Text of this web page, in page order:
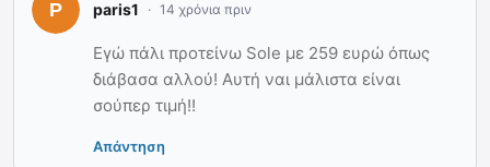
paris1 14 χρόνια πριν
Εγώ πάλι προτείνω Sole με 259 ευρώ όπως
διάβασα αλλού! Αυτή ναι μάλιστα είναι
σούπερ τιμή!!
Απάντηση